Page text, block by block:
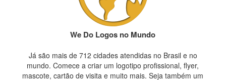
We Do Logos no Mundo
Já são mais de 712 cidades atendidas no Brasil e no
mundo. Comece a criar um logotipo profissional, flyer,
mascote, cartão de visita e muito mais. Seja também um